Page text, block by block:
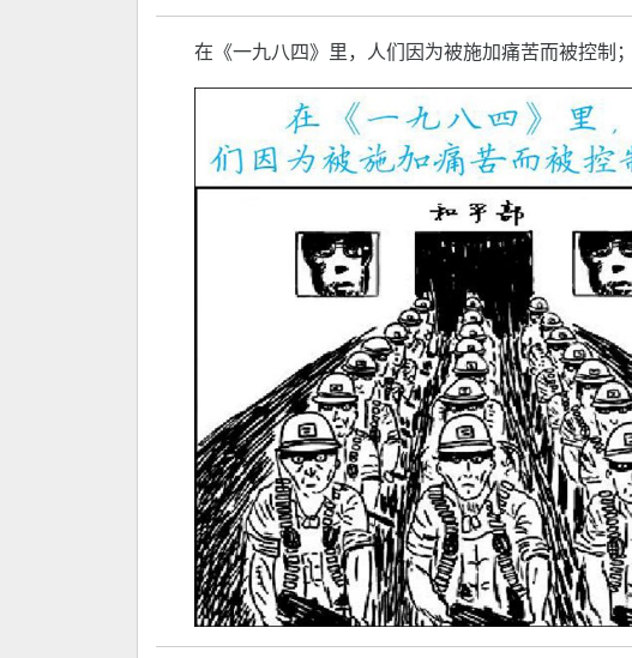
在《一九八四》里，人们因为被施加痛苦而被控制